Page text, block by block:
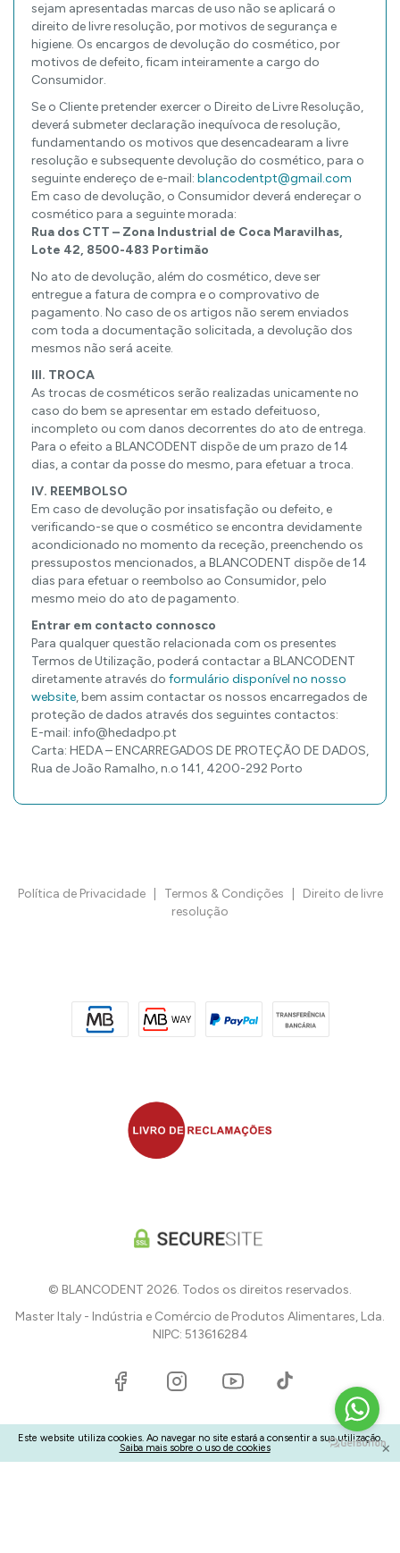
sejam apresentadas marcas de uso não se aplicará o
direito de livre resolução, por motivos de segurança e
higiene. Os encargos de devolução do cosmético, por
motivos de defeito, ficam inteiramente a cargo do
Consumidor.
Se o Cliente pretender exercer o Direito de Livre Resolução,
deverá submeter declaração inequívoca de resolução,
fundamentando os motivos que desencadearam a livre
resolução e subsequente devolução do cosmético, para o
seguinte endereço de e-mail: blancodentpt@gmail.com
Em caso de devolução, o Consumidor deverá endereçar o
cosmético para a seguinte morada:
Rua dos CTT – Zona Industrial de Coca Maravilhas,
Lote 42, 8500-483 Portimão
No ato de devolução, além do cosmético, deve ser
entregue a fatura de compra e o comprovativo de
pagamento. No caso de os artigos não serem enviados
com toda a documentação solicitada, a devolução dos
mesmos não será aceite.
III. TROCA
As trocas de cosméticos serão realizadas unicamente no
caso do bem se apresentar em estado defeituoso,
incompleto ou com danos decorrentes do ato de entrega.
Para o efeito a BLANCODENT dispõe de um prazo de 14
dias, a contar da posse do mesmo, para efetuar a troca.
IV. REEMBOLSO
Em caso de devolução por insatisfação ou defeito, e
verificando-se que o cosmético se encontra devidamente
acondicionado no momento da receção, preenchendo os
pressupostos mencionados, a BLANCODENT dispõe de 14
dias para efetuar o reembolso ao Consumidor, pelo
mesmo meio do ato de pagamento.
Entrar em contacto connosco
Para qualquer questão relacionada com os presentes
Termos de Utilização, poderá contactar a BLANCODENT
diretamente através do formulário disponível no nosso
website, bem assim contactar os nossos encarregados de
proteção de dados através dos seguintes contactos:
E-mail: info@hedadpo.pt
Carta: HEDA – ENCARREGADOS DE PROTEÇÃO DE DADOS,
Rua de João Ramalho, n.o 141, 4200-292 Porto
Política de Privacidade| Termos & Condições
Direito de livre
resolução
© BLANCODENT 2026. Todos os direitos reservados.
Master Italy - Indústria e Comércio de Produtos Alimentares, Lda.
NIPC: 513616284
Este website utiliza cookies. Ao navegar no site estará a consentir a sua utilização.
Saiba mais sobre o uso de cookies
×